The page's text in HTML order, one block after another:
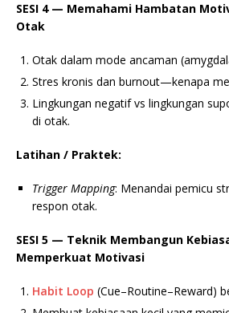
SESI 4 — Memahami Hambatan
Otak
Otak dalam mode ancaman
Stres kronis dan burnout—kenapa
Lingkungan negatif vs lingkungan
di otak.
Latihan / Praktek:
Trigger Mapping: Menandai pemicu
respon otak.
SESI 5 — Teknik Membangun
Memperkuat Motivasi
Habit Loop (Cue–Routine–Reward)